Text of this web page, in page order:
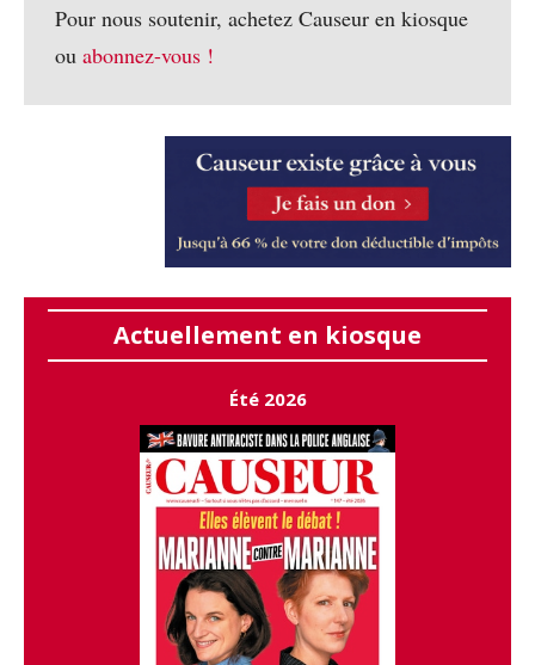
Pour nous soutenir, achetez Causeur en kiosque
ou abonnez-vous !
Actuellement en kiosque
Été 2026